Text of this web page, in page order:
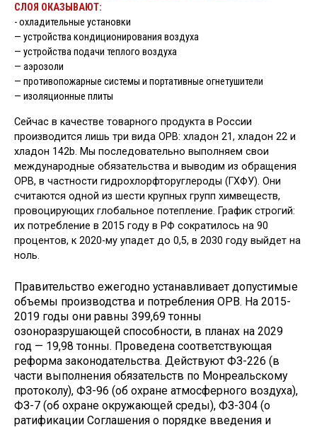
СЛОЯ ОКАЗЫВАЮТ:
- охладительные установки
— устройства кондиционирования воздуха
— устройства подачи теплого воздуха
— аэрозоли
— противопожарные системы и портативные огнетушители
— изоляционные плиты
Сейчас в качестве товарного продукта в России
производится лишь три вида ОРВ: хладон 21, хладон 22 и
хладон 142b. Мы последовательно выполняем свои
международные обязательства и выводим из обращения
ОРВ, в частности гидрохлорфторуглероды (ГХФУ). Они
считаются одной из шести крупных групп химвеществ,
провоцирующих глобальное потепление. График строгий:
их потребление в 2015 году в РФ сократилось на 90
процентов, к 2020-му упадет до 0,5, в 2030 году выйдет на
ноль.
Правительство ежегодно устанавливает допустимые
объемы производства и потребления ОРВ. На 2015-
2019 годы они равны 399,69 тонны
озоноразрушающей способности, в планах на 2029
год — 19,98 тонны. Проведена соответствующая
реформа законодательства. Действуют ФЗ-226 (в
части выполнения обязательств по Монреальскому
протоколу), ФЗ-96 (об охране атмосферного воздуха),
ФЗ-7 (об охране окружающей среды), ФЗ-304 (о
ратификации Соглашения о порядке введения и